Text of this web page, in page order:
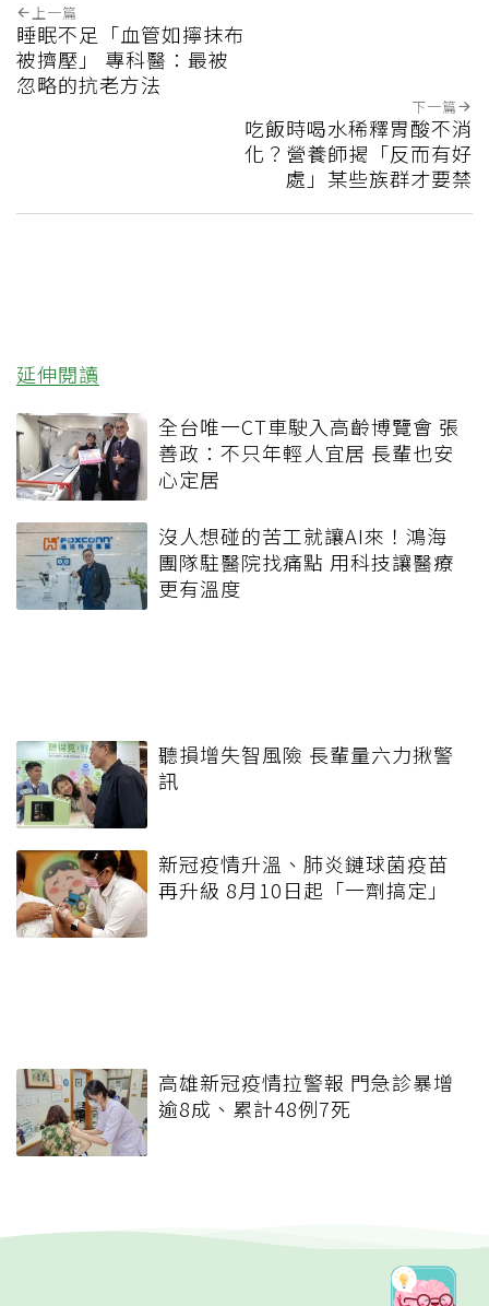
上一篇
睡眠不足「血管如擰抹布
被擠壓」 專科醫：最被
忽略的抗老方法
下一篇
吃飯時喝水稀釋胃酸不消
化？營養師揭「反而有好
處」某些族群才要禁
延伸閱讀
全台唯一CT車駛入高齡博覽會 張
善政：不只年輕人宜居 長輩也安
心定居
沒人想碰的苦工就讓AI來！鴻海
團隊駐醫院找痛點 用科技讓醫療
更有溫度
聽損增失智風險 長輩量六力揪警
訊
新冠疫情升溫、肺炎鏈球菌疫苗
再升級 8月10日起「一劑搞定」
高雄新冠疫情拉警報 門急診暴增
逾8成、累計48例7死